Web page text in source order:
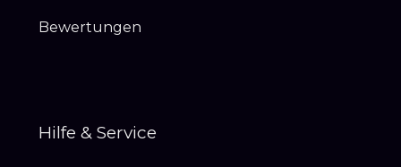
Bewertungen
Hilfe & Service